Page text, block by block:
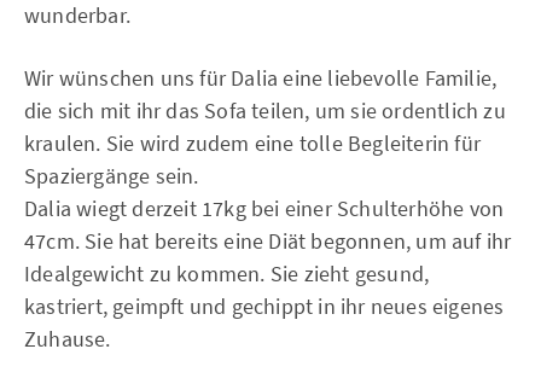
wunderbar.
Wir wünschen uns für Dalia eine liebevolle Familie,
die sich mit ihr das Sofa teilen, um sie ordentlich zu
kraulen. Sie wird zudem eine tolle Begleiterin für
Spaziergänge sein.
Dalia wiegt derzeit 17kg bei einer Schulterhöhe von
47cm. Sie hat bereits eine Diät begonnen, um auf ihr
Idealgewicht zu kommen. Sie zieht gesund,
kastriert, geimpft und gechippt in ihr neues eigenes
Zuhause.